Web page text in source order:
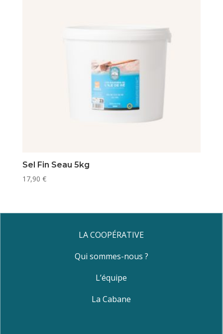
Sel Fin Seau 5kg
17,90 €
LA COOPÉRATIVE
Qui sommes-nous ?
L’équipe
La Cabane